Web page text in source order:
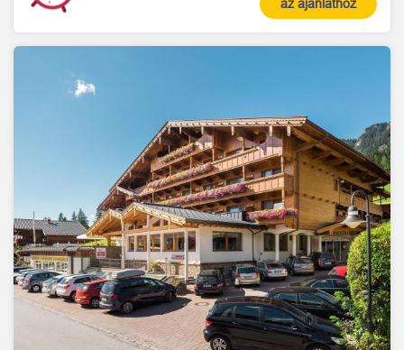
az ajánlathoz